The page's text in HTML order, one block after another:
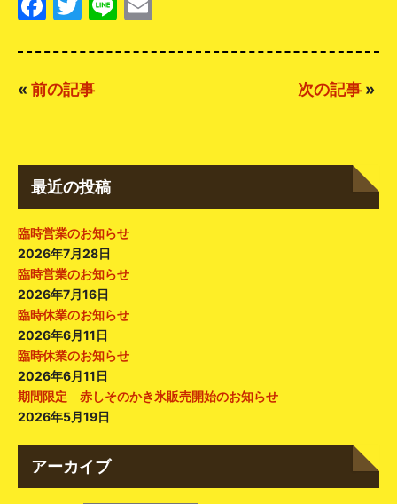
« 前の記事 次の記事 »
最近の投稿
臨時営業のお知らせ
2026年7月28日
臨時営業のお知らせ
2026年7月16日
臨時休業のお知らせ
2026年6月11日
臨時休業のお知らせ
2026年6月11日
期間限定 赤しそのかき氷販売開始のお知らせ
2026年5月19日
アーカイブ